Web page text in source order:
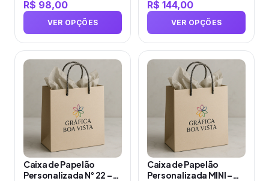
R$ 98,00
VER OPÇÕES
escolhidas
página
do
produto
R$ 144,00
VER OPÇÕES
escolhidas
página
do
produto
Caixa de Papelão
Personalizada N° 22 –
Este
produto
várias
variantes.
As
opções
podem
Caixa de Papelão
Personalizada MINI –
Este
produto
várias
variantes.
As
opções
podem